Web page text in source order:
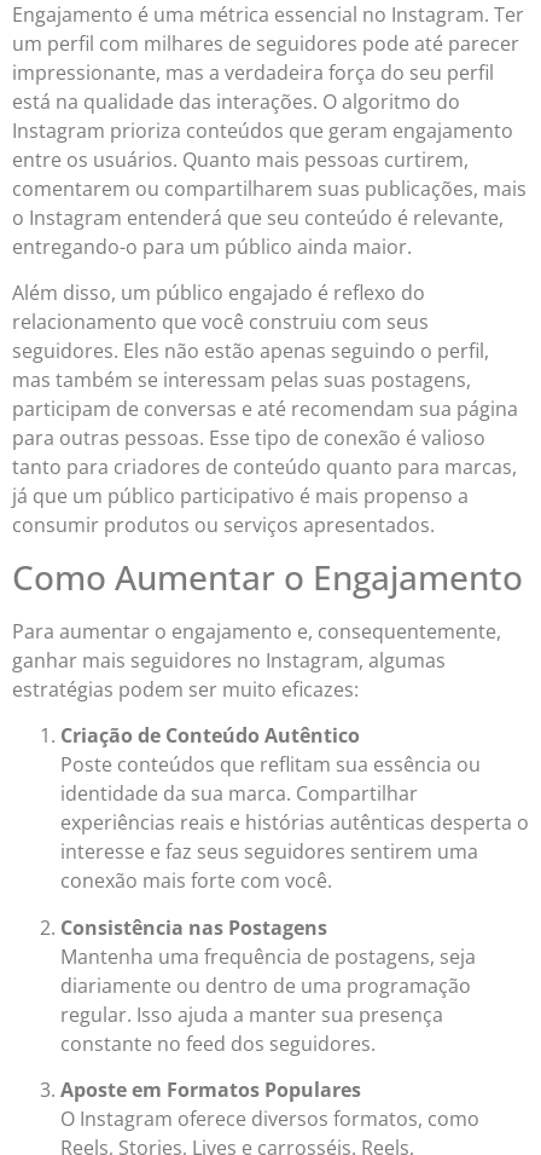
Engajamento é uma métrica essencial no Instagram. Ter
um perfil com milhares de seguidores pode até parecer
impressionante, mas a verdadeira força do seu perfil
está na qualidade das interações. O algoritmo do
Instagram prioriza conteúdos que geram engajamento
entre os usuários. Quanto mais pessoas curtirem,
comentarem ou compartilharem suas publicações, mais
o Instagram entenderá que seu conteúdo é relevante,
entregando-o para um público ainda maior.
Além disso, um público engajado é reflexo do
relacionamento que você construiu com seus
seguidores. Eles não estão apenas seguindo o perfil,
mas também se interessam pelas suas postagens,
participam de conversas e até recomendam sua página
para outras pessoas. Esse tipo de conexão é valioso
tanto para criadores de conteúdo quanto para marcas,
já que um público participativo é mais propenso a
consumir produtos ou serviços apresentados.
Como Aumentar o Engajamento
Para aumentar o engajamento e, consequentemente,
ganhar mais seguidores no Instagram, algumas
estratégias podem ser muito eficazes:
Criação de Conteúdo Autêntico
Poste conteúdos que reflitam sua essência ou
identidade da sua marca. Compartilhar
experiências reais e histórias autênticas desperta o
interesse e faz seus seguidores sentirem uma
conexão mais forte com você.
Consistência nas Postagens
Mantenha uma frequência de postagens, seja
diariamente ou dentro de uma programação
regular. Isso ajuda a manter sua presença
constante no feed dos seguidores.
Aposte em Formatos Populares
O Instagram oferece diversos formatos, como
Reels, Stories, Lives e carrosséis. Reels,